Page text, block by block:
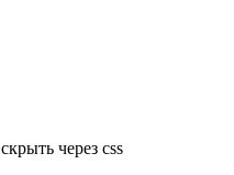
через css